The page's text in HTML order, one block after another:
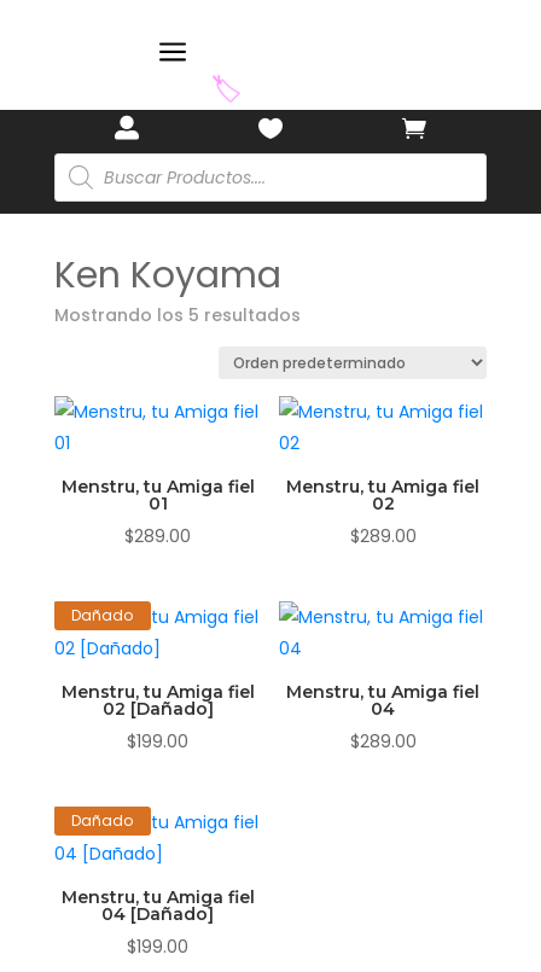
a
 

Búsqueda
de
productos
Ken Koyama
Mostrando los 5 resultados
Menstru, tu Amiga fiel
01
$289.00
Menstru, tu Amiga fiel
02
$289.00
Dañado
Menstru, tu Amiga fiel
02 [Dañado]
$199.00
Menstru, tu Amiga fiel
04
$289.00
Dañado
Menstru, tu Amiga fiel
04 [Dañado]
$199.00